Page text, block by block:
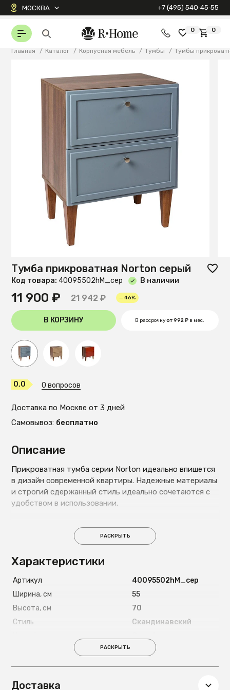
МОСКВА +7 (495) 540‑45‑55
0 0
Главная / Каталог / Корпусная мебель / Тумбы / Тумбы
Описание
Прикроватная тумба серии Norton идеально впишется
в дизайн современной квартиры. Надежные материалы
и строгий сдержанный стиль идеально сочетаются с
удобством в использовании.
РАСКРЫТЬ
Характеристики
Артикул
40095502hM_сер
Ширина, см
55
Высота, см
70
Стиль
Скандинавский
РАСКРЫТЬ
Доставка
Тумба прикроватная Norton серый
Код товара: 40095502hM_сер В наличии
11 900 ₽ 21 942 ₽ — 46%
В КОРЗИНУ В рассрочкуот 992 ₽ в мес.
0,0 0 вопросов
Доставка по Москве от 3 дней
Самовывоз: бесплатно